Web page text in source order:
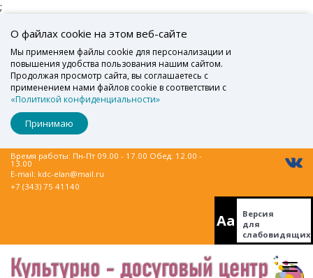
;
О файлах cookie на этом веб-сайте
Мы применяем файлы cookie для персонализации и
повышения удобства пользования нашим сайтом.
Продолжая просмотр сайта, вы соглашаетесь с
применением нами файлов cookie в соответствии с
«Политикой конфиденциальности»
Принимаю
Время работы: Пн-Пт 09.00 - 17.00 Обед: 12.00 -
13.00
E-mail: kdc-elan@mail.ru
+7 (343) 75 41140
Aa
Версия
для
слабовидящих